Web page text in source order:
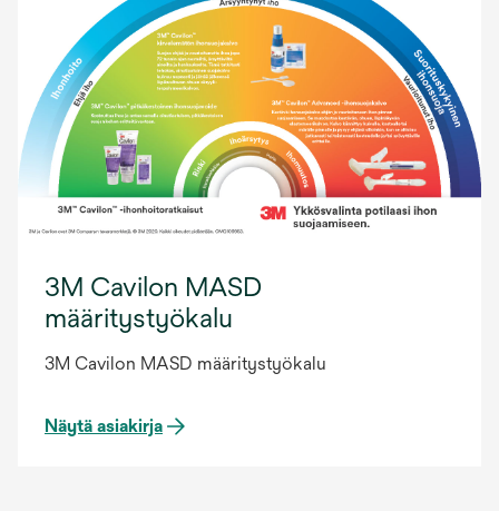
3M Cavilon MASD
määritystyökalu
3M Cavilon MASD määritystyökalu
Näytä asiakirja